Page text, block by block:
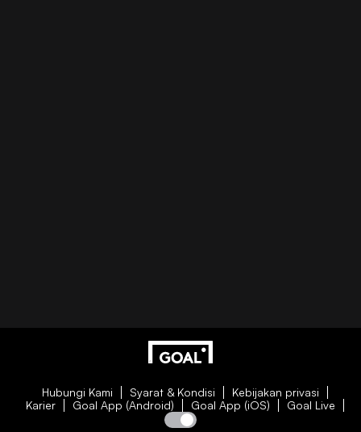
Hubungi Kami Syarat & Kondisi
Kebijakan privasi
Karier
Goal App (Android) Goal App (iOS) Goal Live